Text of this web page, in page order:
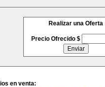
Realizar una Oferta
Precio Ofrecido $
en venta: